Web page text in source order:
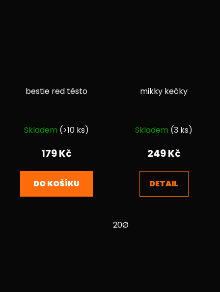
bestie red těsto
hodnocení
produktu
5,0
z
Skladem (>10 ks)
179 Kč
DO KOŠÍKU
mikky kečky
hodnocení
produktu
4,9
z
Skladem (3 ks)
249 Kč
DETAIL
20Ø